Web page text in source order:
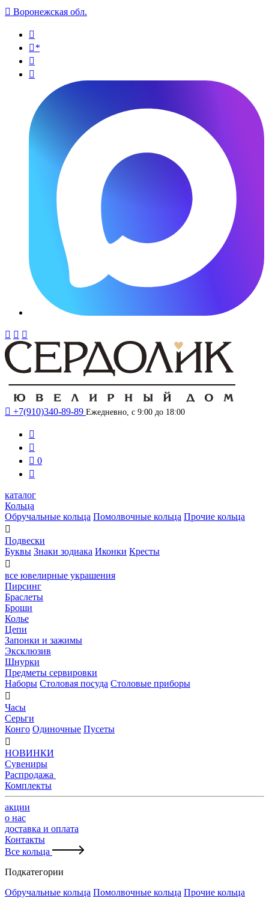
 Воронежская обл.

*


  
 +7(910)340-89-89 Ежедневно, с 9:00 до 18:00


 0

каталог
Кольца
Обручальные кольца Помолвочные кольца Прочие кольца

Подвески
Буквы Знаки зодиака Иконки Кресты

все ювелирные украшения
Пирсинг
Браслеты
Броши
Колье
Цепи
Запонки и зажимы
Эксклюзив
Шнурки
Предметы сервировки
Наборы Столовая посуда Столовые приборы

Часы
Серьги
Конго Одиночные Пусеты

НОВИНКИ
Сувениры
Распродажа
Комплекты
акции
о нас
доставка и оплата
Контакты
Все кольца
Подкатегории
Обручальные кольца Помолвочные кольца Прочие кольца